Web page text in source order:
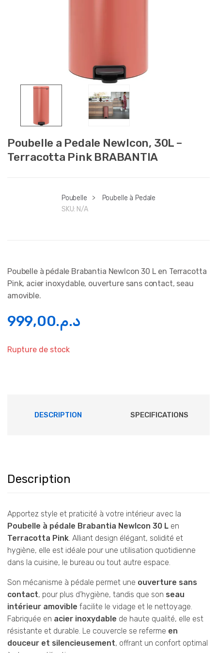
Poubelle a Pedale Newlcon, 30L –
Terracotta Pink BRABANTIA
Poubelle >
Poubelle à Pedale
SKU: N/A
Poubelle à pédale Brabantia NewIcon 30 L en Terracotta
Pink, acier inoxydable, ouverture sans contact, seau
amovible.
د.م.999,00
Rupture de stock
DESCRIPTION SPECIFICATIONS
Description
Apportez style et praticité à votre intérieur avec la
Poubelle à pédale Brabantia NewIcon 30 L en
Terracotta Pink . Alliant design élégant, solidité et
hygiène, elle est idéale pour une utilisation quotidienne
dans la cuisine, le bureau ou tout autre espace.
Son mécanisme à pédale permet une ouverture sans
contact, pour plus d’hygiène, tandis que son seau
intérieur amovible facilite le vidage et le nettoyage.
Fabriquée en acier inoxydable de haute qualité, elle est
résistante et durable. Le couvercle se referme en
douceur et silencieusement, offrant un confort optimal